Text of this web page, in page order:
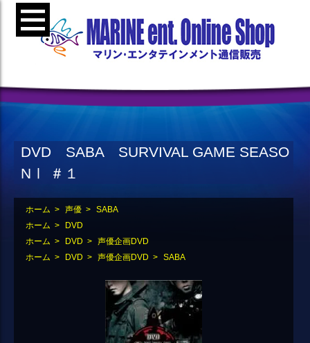
DVD SABA SURVIVAL GAME SEASO
NⅠ ＃１
ホーム > 声優 > SABA
ホーム >
DVD
ホーム > DVD > 声優企画DVD
ホーム > DVD > 声優企画DVD > SABA